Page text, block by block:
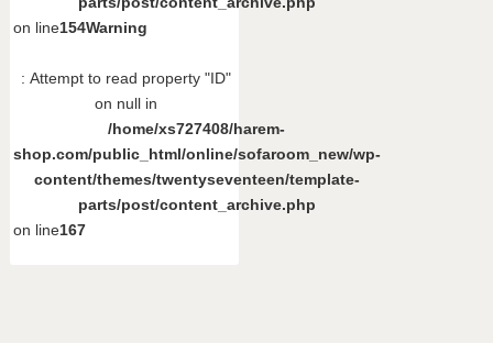
on line154Warning
: Attempt to read property "ID"
on null in
/home/xs727408/harem-
shop.com/public_html/online/sofaroom_new/wp-
content/themes/twentyseventeen/template-
parts/post/content_archive.php
on line167